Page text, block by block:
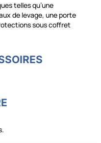
telles qu’une
de levage, une porte
sous coffret